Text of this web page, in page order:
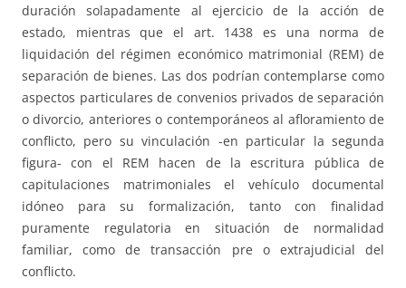
duración solapadamente al ejercicio de la acción de
estado, mientras que el art. 1438 es una norma de
liquidación del régimen económico matrimonial (REM) de
separación de bienes. Las dos podrían contemplarse como
aspectos particulares de convenios privados de separación
o divorcio, anteriores o contemporáneos al afloramiento de
conflicto, pero su vinculación -en particular la segunda
figura- con el REM hacen de la escritura pública de
capitulaciones matrimoniales el vehículo documental
idóneo para su formalización, tanto con finalidad
puramente regulatoria en situación de normalidad
familiar, como de transacción pre o extrajudicial del
conflicto.